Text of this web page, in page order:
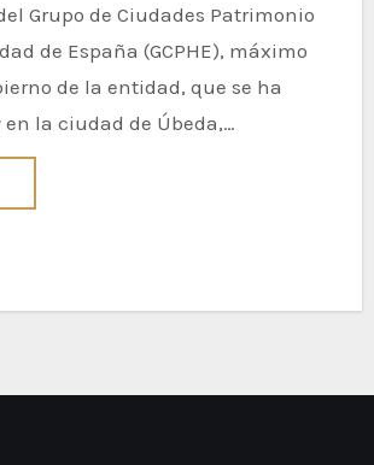
de España (GCPHE), máximo
de la entidad, que se ha
en la ciudad de Úbeda,…